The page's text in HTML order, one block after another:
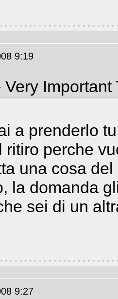
9:19
Very
a prenderlo
ritiro perche
una cosa
la domanda
sei di un
9:27